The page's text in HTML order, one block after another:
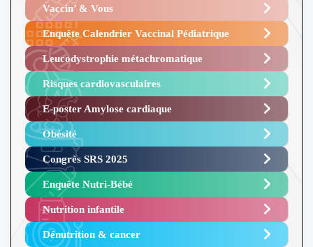
Vaccin’ & Vous
Enquête Calendrier Vaccinal Pédiatrique
Leucodystrophie métachromatique
Risques cardiovasculaires
E-poster Amylose cardiaque ​
Obésité ​
Congrès SRS 2025 ​
Enquête Nutri-Bébé ​
Nutrition infantile
Dénutrition & cancer